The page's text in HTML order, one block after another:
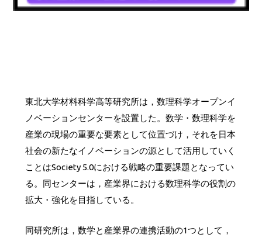
東北大学材料科学高等研究所は，数理科学オープンイ
ノベーションセンターを設置した。数学・数理科学を
産業の現場の重要な要素として位置づけ，それを日本
社会の新たなイノベーションの源として活用していく
ことはSociety 5.0における戦略の重要課題となってい
る。同センターは，産業界における数理科学の役割の
拡大・強化を目指している。
同研究所は，数学と産業界の連携活動の1つとして，